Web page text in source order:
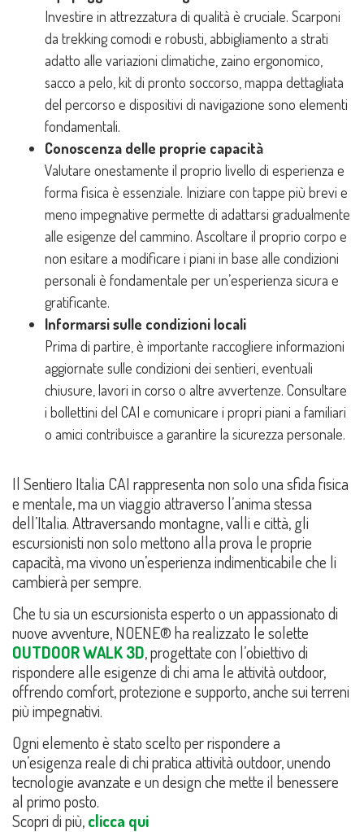
Investire in attrezzatura di qualità è cruciale. Scarponi
da trekking comodi e robusti, abbigliamento a strati
adatto alle variazioni climatiche, zaino ergonomico,
sacco a pelo, kit di pronto soccorso, mappa dettagliata
del percorso e dispositivi di navigazione sono elementi
fondamentali.
Conoscenza delle proprie capacità
Valutare onestamente il proprio livello di esperienza e
forma fisica è essenziale. Iniziare con tappe più brevi e
meno impegnative permette di adattarsi gradualmente
alle esigenze del cammino. Ascoltare il proprio corpo e
non esitare a modificare i piani in base alle condizioni
personali è fondamentale per un’esperienza sicura e
gratificante.
Informarsi sulle condizioni locali
Prima di partire, è importante raccogliere informazioni
aggiornate sulle condizioni dei sentieri, eventuali
chiusure, lavori in corso o altre avvertenze. Consultare
i bollettini del CAI e comunicare i propri piani a familiari
o amici contribuisce a garantire la sicurezza personale.
Il Sentiero Italia CAI rappresenta non solo una sfida fisica
e mentale, ma un viaggio attraverso l’anima stessa
dell’Italia. Attraversando montagne, valli e città, gli
escursionisti non solo mettono alla prova le proprie
capacità, ma vivono un’esperienza indimenticabile che li
cambierà per sempre.
Che tu sia un escursionista esperto o un appassionato di
nuove avventure, NOENE® ha realizzato le solette
OUTDOOR WALK 3D, progettate con l’obiettivo di
rispondere alle esigenze di chi ama le attività outdoor,
offrendo comfort, protezione e supporto, anche sui terreni
più impegnativi.
Ogni elemento è stato scelto per rispondere a
un’esigenza reale di chi pratica attività outdoor, unendo
tecnologie avanzate e un design che mette il benessere
al primo posto.
Scopri di più,clicca qui